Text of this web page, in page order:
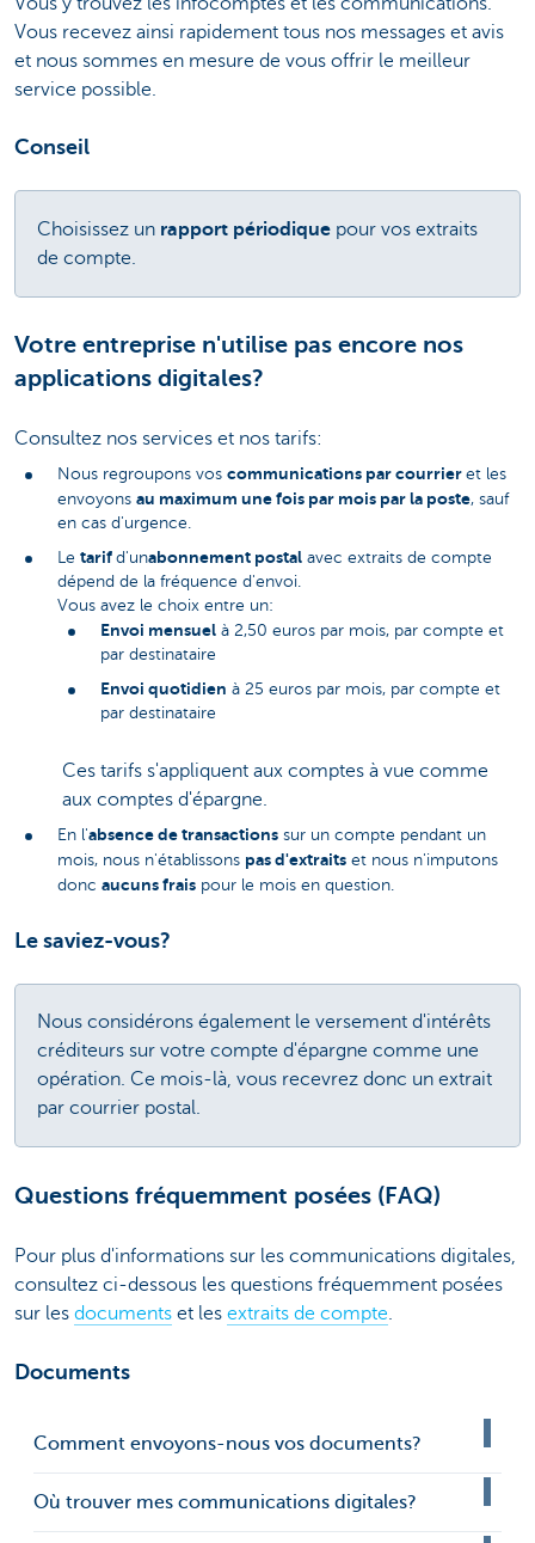
Vous recevez ainsi rapidement tous nos messages et avis
et nous sommes en mesure de vous offrir le meilleur
service possible.
Conseil
Choisissez un rapport périodique pour vos extraits
de compte.
Votre entreprise n'utilise pas encore nos
applications digitales?
Consultez nos services et nos tarifs:
Nous regroupons vos communications par courrier et les
envoyons au maximum une fois par mois par la poste, sauf
en cas d'urgence.
Le tarif d'unabonnement postal avec extraits de compte
dépend de la fréquence d'envoi.
Vous avez le choix entre un:
Envoi mensuel à 2,50 euros par mois, par compte et
par destinataire
Envoi quotidien à 25 euros par mois, par compte et
par destinataire
Ces tarifs s'appliquent aux comptes à vue comme
aux comptes d'épargne.
En l'absence de transactions sur un compte pendant un
mois, nous n'établissons pas d'extraits et nous n'imputons
donc aucuns frais pour le mois en question.
Le saviez-vous?
Nous considérons également le versement d'intérêts
créditeurs sur votre compte d'épargne comme une
opération. Ce mois-là, vous recevrez donc un extrait
par courrier postal.
Questions fréquemment posées (FAQ)
Pour plus d'informations sur les communications digitales,
consultez ci-dessous les questions fréquemment posées
sur les documents et les extraits de compte
Documents
Comment envoyons-nous vos documents?
Où trouver mes communications digitales?